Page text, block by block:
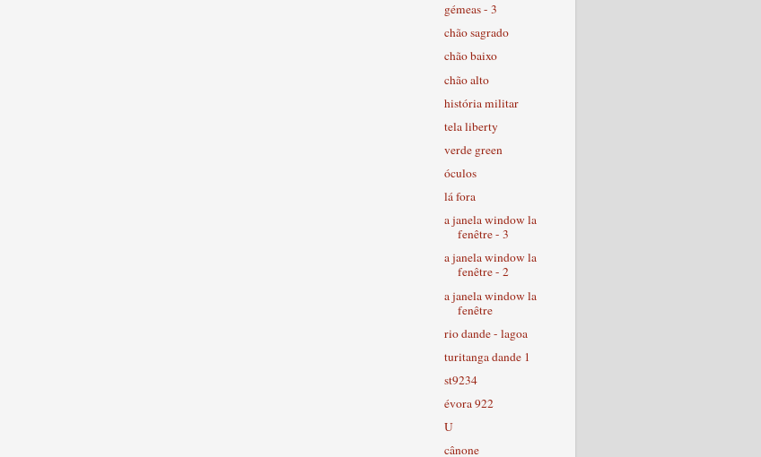
gémeas - 3
chão sagrado
chão baixo
chão alto
história militar
tela liberty
verde green
óculos
lá fora
a janela window la
fenêtre - 3
a janela window la
fenêtre - 2
a janela window la
fenêtre
rio dande - lagoa
turitanga dande 1
st9234
évora 922
U
cânone